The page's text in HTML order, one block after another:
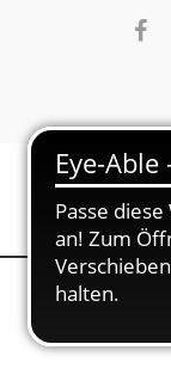
INFOs ins Haus